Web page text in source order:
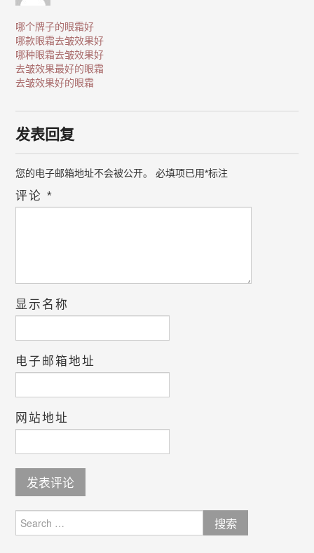
哪个牌子的眼霜好
哪款眼霜去皱效果好
哪种眼霜去皱效果好
去皱效果最好的眼霜
去皱效果好的眼霜
发表回复
您的电子邮箱地址不会被公开。 必填项已用*标注
评论*
显示名称
电子邮箱地址
网站地址
for: